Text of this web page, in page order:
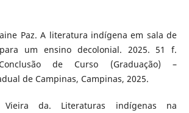
Paz. A literatura indígena em sala de
um ensino decolonial. 2025. 51 f.
de Curso (Graduação) –
de Campinas, Campinas, 2025.
Vieira da. Literaturas indígenas na